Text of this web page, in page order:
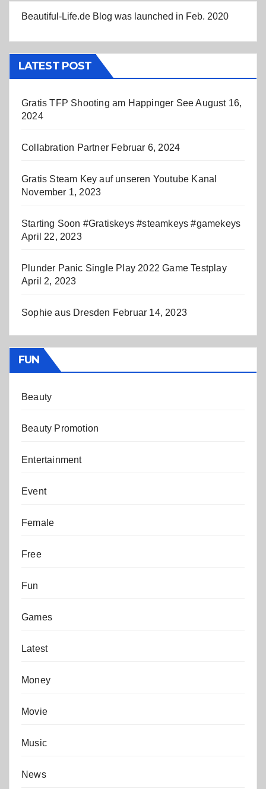
Beautiful-Life.de Blog was launched in Feb. 2020
LATEST POST
Gratis TFP Shooting am Happinger See August 16,
2024
Collabration Partner Februar 6, 2024
Gratis Steam Key auf unseren Youtube Kanal
November 1, 2023
Starting Soon #Gratiskeys #steamkeys #gamekeys
April 22, 2023
Plunder Panic Single Play 2022 Game Testplay
April 2, 2023
Sophie aus Dresden Februar 14, 2023
FUN
Beauty
Beauty Promotion
Entertainment
Event
Female
Free
Fun
Games
Latest
Money
Movie
Music
News